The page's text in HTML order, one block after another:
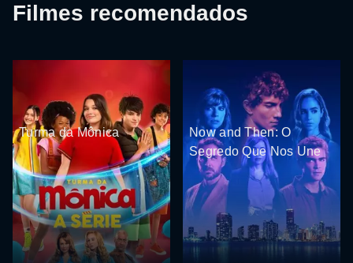
Filmes recomendados
Turma da Mônica
Now and Then: O
Segredo Que Nos Une